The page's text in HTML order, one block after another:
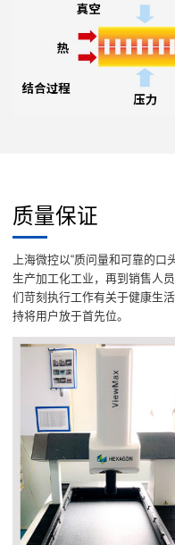
质量保证
上海微控以“质问量和可靠的口
生产加工化工业，再到销售人
们苛刻执行工作有关于健康生
持将用户放于首先位。